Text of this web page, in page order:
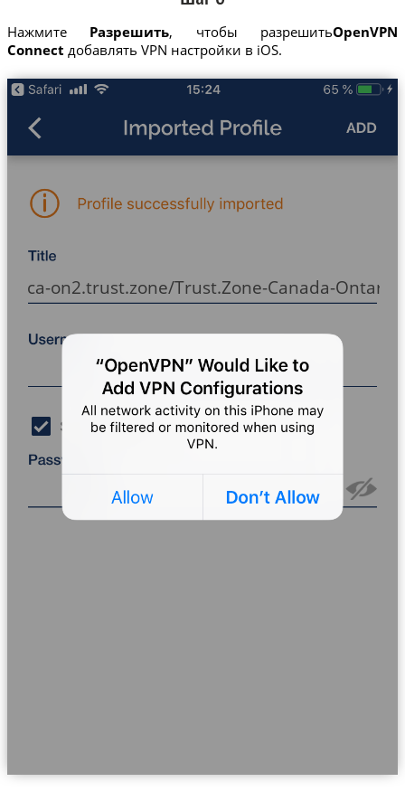
Нажмите Разрешить, чтобы разрешитьOpenVPN
Connect добавлять VPN настройки в iOS.
ca-on2.trust.zone/Trust.Zone-Canada-